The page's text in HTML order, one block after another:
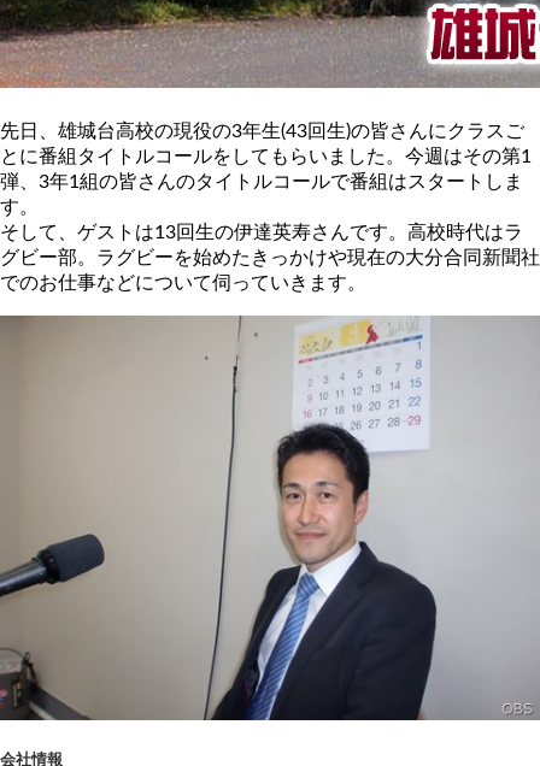
先日、雄城台高校の現役の3年生(43回生)の皆さんにクラスご
とに番組タイトルコールをしてもらいました。今週はその第1
弾、3年1組の皆さんのタイトルコールで番組はスタートしま
す。
そして、ゲストは13回生の伊達英寿さんです。高校時代はラ
グビー部。ラグビーを始めたきっかけや現在の大分合同新聞社
でのお仕事などについて伺っていきます。
会社情報